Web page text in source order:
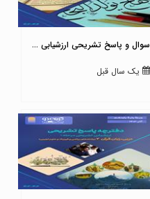
سوال و پاسخ تشریحی ارزشیابی ...
یک سال قبل